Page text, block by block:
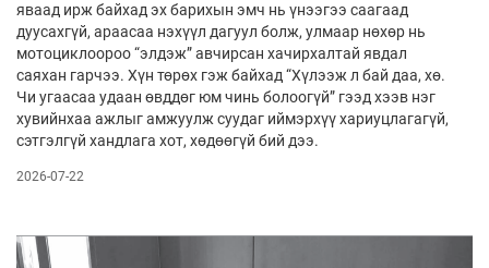
яваад ирж байхад эх барихын эмч нь үнээгээ саагаад
дуусахгүй, араасаа нэхүүл дагуул болж, улмаар нөхөр нь
мотоциклоороо “элдэж” авчирсан хачирхалтай явдал
саяхан гарчээ. Хүн төрөх гэж байхад “Хүлээж л бай даа, хө.
Чи угаасаа удаан өвддөг юм чинь болоогүй” гээд хээв нэг
хувийнхаа ажлыг амжуулж суудаг иймэрхүү хариуцлагагүй,
сэтгэлгүй хандлага хот, хөдөөгүй бий дээ.
2026-07-22